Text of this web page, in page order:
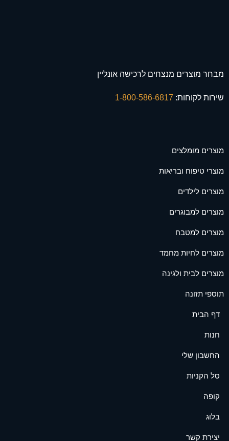
מבחר מוצרים מנצחים לרכישה אונליין
שירות לקוחות:
מוצרים מומלצים
מוצרי טיפוח ובריאות
מוצרים לילדים
מוצרים למבוגרים
מוצרים למטבח
מוצרים לחיות מחמד
מוצרים לבית ולגינה
תוספי תזונה
דף הבית
חנות
החשבון שלי
סל הקניות
קופה
בלוג
יצירת קשר